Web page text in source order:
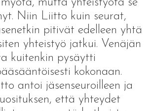
mutta yhteistyötä se
Niin Liitto kuin seurat,
pitivät edelleen yhtä
yhteistyö jatkui. Venäjän
kuitenkin pysäytti
kokonaan.
antoi jäsenseuroilleen ja
että yhteydet